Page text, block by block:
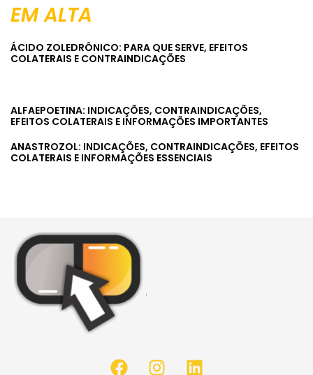
e informações
importantes
EM ALTA
ÁCIDO ZOLEDRÔNICO: PARA QUE SERVE, EFEITOS
COLATERAIS E CONTRAINDICAÇÕES
ALFAEPOETINA: INDICAÇÕES, CONTRAINDICAÇÕES,
EFEITOS COLATERAIS E INFORMAÇÕES IMPORTANTES
ANASTROZOL: INDICAÇÕES, CONTRAINDICAÇÕES, EFEITOS
COLATERAIS E INFORMAÇÕES ESSENCIAIS